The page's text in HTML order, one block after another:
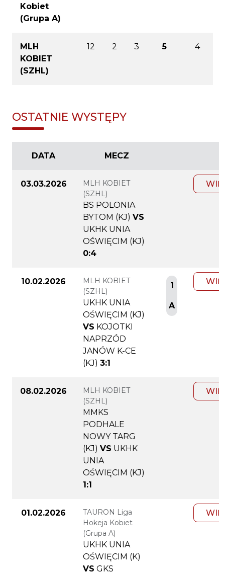
Kobiet
(Grupa A)
MLH
KOBIET
(SZHL)
12 2 3 5 4
OSTATNIE WYSTĘPY
DATA MECZ
03.03.2026
MLH KOBIET
(SZHL)
BS POLONIA
BYTOM (KJ) VS
UKHK UNIA
OŚWIĘCIM (KJ)
0:4
10.02.2026
MLH KOBIET
(SZHL)
UKHK UNIA
OŚWIĘCIM (KJ)
VS KOJOTKI
NAPRZÓD
JANÓW K-CE
(KJ) 3:1
1
A
08.02.2026
MLH KOBIET
(SZHL)
MMKS
PODHALE
NOWY TARG
(KJ) VS UKHK
UNIA
OŚWIĘCIM (KJ)
1:1
01.02.2026
TAURON Liga
Hokeja Kobiet
(Grupa A)
UKHK UNIA
OŚWIĘCIM (K)
VS GKS